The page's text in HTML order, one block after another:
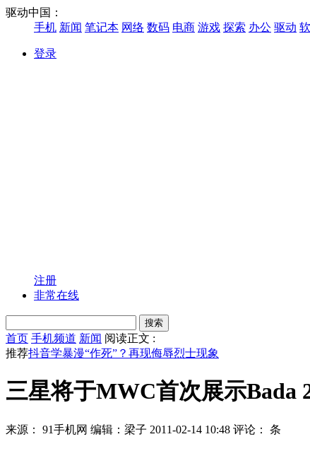
驱动中国：
手机 新闻 笔记本 网络 数码 电商 游戏 探索 办公 驱动
登录
注册
非常在线
首页 手机频道 新闻 阅读正文 :
推荐抖音学暴漫“作死”？再现侮辱烈士现象
三星将于MWC首次展示Bada
来源： 91手机网 编辑：梁子 2011-02-14 10:48 评论： 条